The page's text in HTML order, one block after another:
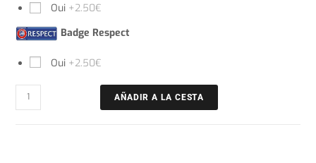
Oui +2.50€
Badge Respect
Oui +2.50€
AÑADIR A LA CESTA